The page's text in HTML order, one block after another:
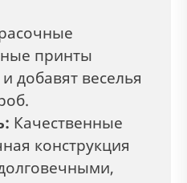
принты
добавят веселья
Качественные
конструкция